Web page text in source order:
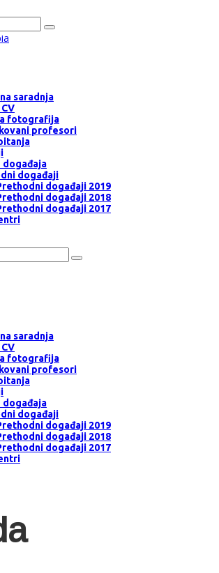
saradnja
fotografija
profesori
događaja
događaji
događaji 2019
događaji 2018
događaji 2017
saradnja
fotografija
profesori
događaja
događaji
događaji 2019
događaji 2018
događaji 2017